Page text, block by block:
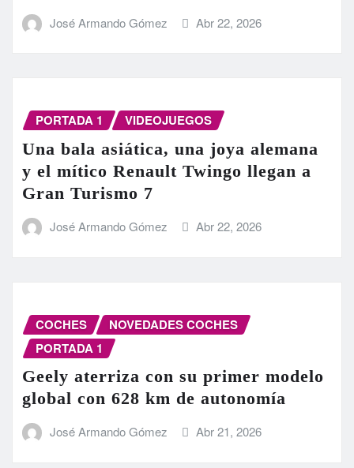
José Armando Gómez Abr 22, 2026
PORTADA 1 VIDEOJUEGOS
Una bala asiática, una joya alemana
y el mítico Renault Twingo llegan a
Gran Turismo 7
José Armando Gómez Abr 22, 2026
COCHES
NOVEDADES COCHES
PORTADA 1
Geely aterriza con su primer modelo
global con 628 km de autonomía
José Armando Gómez Abr 21, 2026